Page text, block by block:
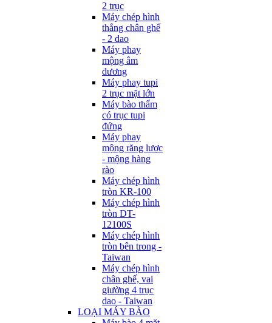
2 trục
Máy chép hình
thẳng chân ghế
- 2 dao
Máy phay
mộng âm
dương
Máy phay tupi
2 trục mặt lớn
Máy bào thẩm
có trục tupi
đứng
Máy phay
mộng răng lược
- mộng hàng
rào
Máy chép hình
tròn KR-100
Máy chép hình
tròn DT-
12100S
Máy chép hình
tròn bên trong -
Taiwan
Máy chép hình
chân ghế, vai
giường 4 trục
dao - Taiwan
LOẠI MÁY BÀO